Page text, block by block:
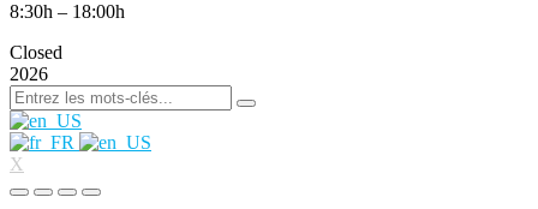
8:30h – 18:00h
Closed
2026
X